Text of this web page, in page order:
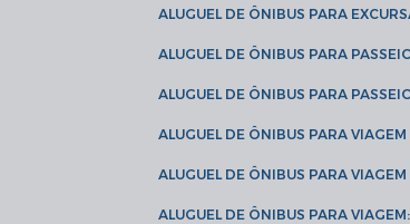
ALUGUEL DE ÔNIBUS PARA
ALUGUEL DE ÔNIBUS PARA
ALUGUEL DE ÔNIBUS PARA
ALUGUEL DE ÔNIBUS PARA
ALUGUEL DE ÔNIBUS PARA
ALUGUEL DE ÔNIBUS PARA